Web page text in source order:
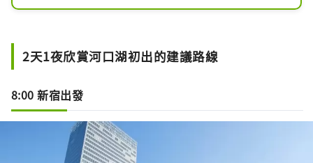
除了浴場之外，還有可以沐浴後放鬆身
食的餐廳“Fujizakura”成分價格合
2天1夜欣賞河口湖初出的建議路線
8:00 新宿出發